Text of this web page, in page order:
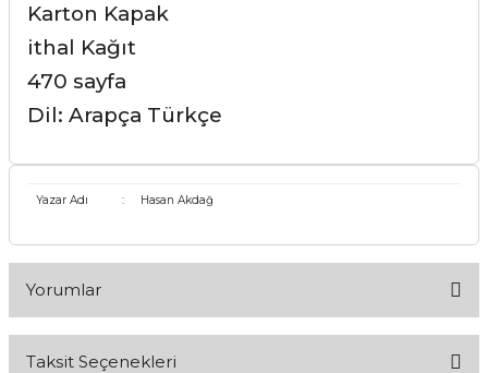
Karton Kapak
ithal Kağıt
470 sayfa
Dil: Arapça Türkçe
Yazar Adı : Hasan Akdağ
Yorumlar
Taksit Seçenekleri